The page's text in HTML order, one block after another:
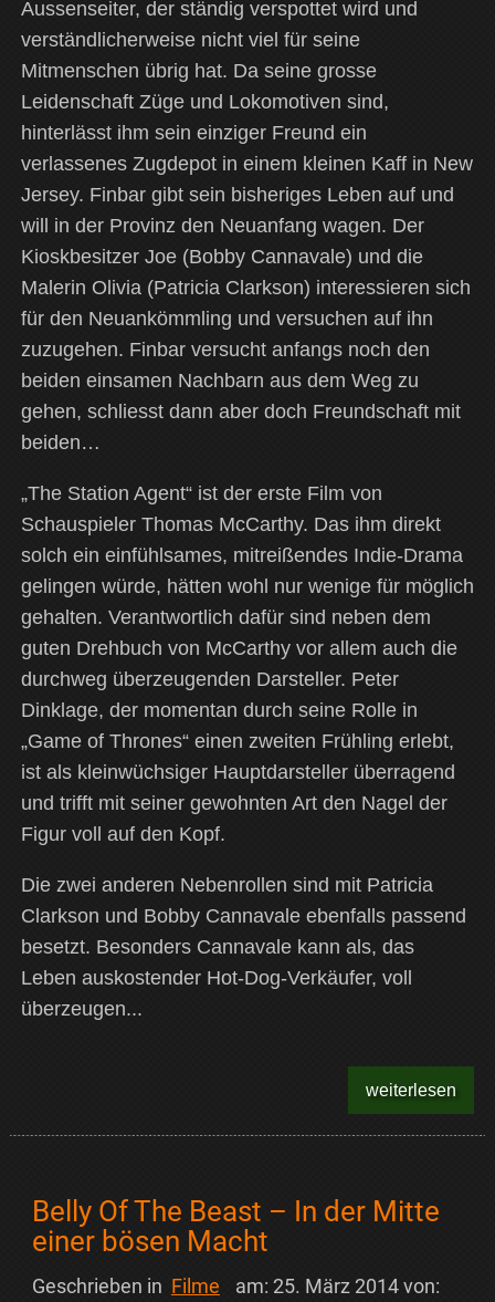
Aussenseiter, der ständig verspottet wird und
verständlicherweise nicht viel für seine
Mitmenschen übrig hat. Da seine grosse
Leidenschaft Züge und Lokomotiven sind,
hinterlässt ihm sein einziger Freund ein
verlassenes Zugdepot in einem kleinen Kaff in New
Jersey. Finbar gibt sein bisheriges Leben auf und
will in der Provinz den Neuanfang wagen. Der
Kioskbesitzer Joe (Bobby Cannavale) und die
Malerin Olivia (Patricia Clarkson) interessieren sich
für den Neuankömmling und versuchen auf ihn
zuzugehen. Finbar versucht anfangs noch den
beiden einsamen Nachbarn aus dem Weg zu
gehen, schliesst dann aber doch Freundschaft mit
beiden…
„The Station Agent“ ist der erste Film von
Schauspieler Thomas McCarthy. Das ihm direkt
solch ein einfühlsames, mitreißendes Indie-Drama
gelingen würde, hätten wohl nur wenige für möglich
gehalten. Verantwortlich dafür sind neben dem
guten Drehbuch von McCarthy vor allem auch die
durchweg überzeugenden Darsteller. Peter
Dinklage, der momentan durch seine Rolle in
„Game of Thrones“ einen zweiten Frühling erlebt,
ist als kleinwüchsiger Hauptdarsteller überragend
und trifft mit seiner gewohnten Art den Nagel der
Figur voll auf den Kopf.
Die zwei anderen Nebenrollen sind mit Patricia
Clarkson und Bobby Cannavale ebenfalls passend
besetzt. Besonders Cannavale kann als, das
Leben auskostender Hot-Dog-Verkäufer, voll
überzeugen...
weiterlesen
Belly Of The Beast – In der Mitte
einer bösen Macht
Geschrieben in Filme am: 25. März 2014von: